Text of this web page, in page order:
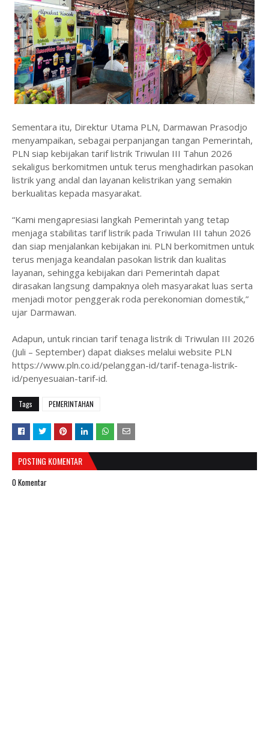
Sementara itu, Direktur Utama PLN, Darmawan Prasodjo
menyampaikan, sebagai perpanjangan tangan Pemerintah,
PLN siap kebijakan tarif listrik Triwulan III Tahun 2026
sekaligus berkomitmen untuk terus menghadirkan pasokan
listrik yang andal dan layanan kelistrikan yang semakin
berkualitas kepada masyarakat.
“Kami mengapresiasi langkah Pemerintah yang tetap
menjaga stabilitas tarif listrik pada Triwulan III tahun 2026
dan siap menjalankan kebijakan ini. PLN berkomitmen untuk
terus menjaga keandalan pasokan listrik dan kualitas
layanan, sehingga kebijakan dari Pemerintah dapat
dirasakan langsung dampaknya oleh masyarakat luas serta
menjadi motor penggerak roda perekonomian domestik,”
ujar Darmawan.
Adapun, untuk rincian tarif tenaga listrik di Triwulan III 2026
(Juli – September) dapat diakses melalui website PLN
https://www.pln.co.id/pelanggan-id/tarif-tenaga-listrik-
id/penyesuaian-tarif-id.
Tags PEMERINTAHAN
POSTING KOMENTAR
0 Komentar